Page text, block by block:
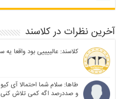
آخرین نظرات در کلاسند
کلاسند: عالییییی بود واقعا
طاها: سلام شما احتمالا آی
و صددرصد اگه کمی تلاش